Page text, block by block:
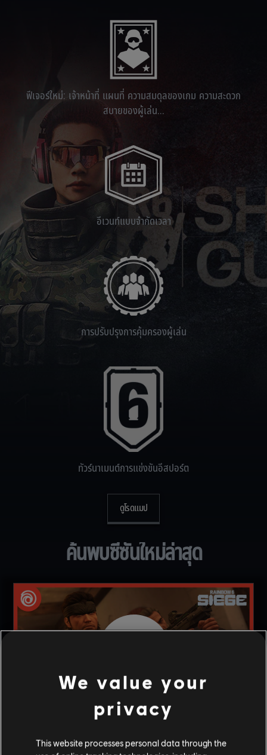
ฟีเจอร์ใหม่: เจ้าหน้าที่ แผนที่ ความสมดุลของเกม ความสะดวก
สบายของผู้เล่น...
อีเวนท์แบบจำกัดเวลา
การปรับปรุงการคุ้มครองผู้เล่น
ทัวร์นาเมนต์การแข่งขันอีสปอร์ต
ดูโรดแมป
ค้นพบซีซันใหม่ล่าสุด
We value your
privacy
This website processes personal data through the